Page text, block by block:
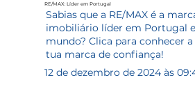
RE/MAX: Líder em Portugal
Sabias que a RE/MAX é a
imobiliário líder em Portugal
mundo? Clica para conhecer
tua marca de confiança!
12 de dezembro de 2024 às